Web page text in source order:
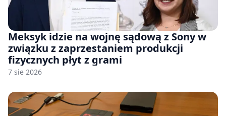
Meksyk idzie na wojnę sądową z Sony w
związku z zaprzestaniem produkcji
fizycznych płyt z grami
7 sie 2026